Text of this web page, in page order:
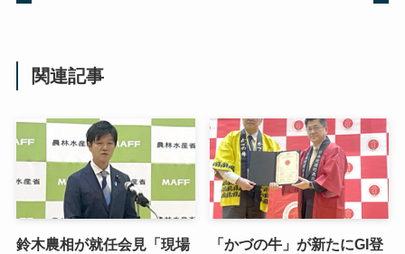
関連記事
鈴木農相が就任会見「現場
「かづの牛」が新たにGI登